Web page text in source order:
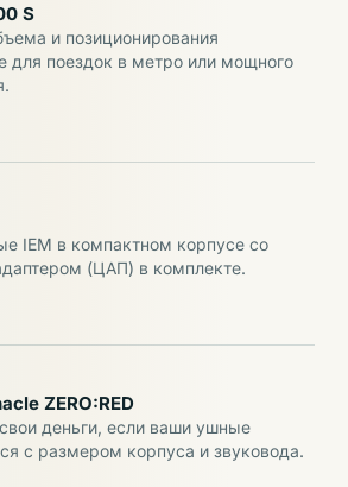
S
и позиционирования
для поездок в метро или мощного
IEM в компактном корпусе со
(ЦАП) в комплекте.
ZERO:RED
деньги, если ваши ушные
с размером корпуса и звуковода.